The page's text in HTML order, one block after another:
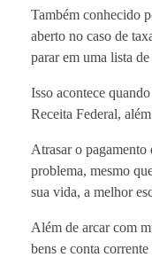
Também conhecido
aberto no caso de
parar em uma lista
Isso acontece
Receita Federal,
Atrasar o pagamento
problema, mesmo
sua vida, a melhor
Além de arcar com
bens e conta